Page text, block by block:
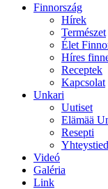
Finnország
Hírek
Természet
Élet
Híres
Receptek
Kapcsolat
Unkari
Uutiset
Elämää
Resepti
Videó
Galéria
Link